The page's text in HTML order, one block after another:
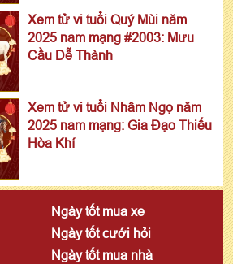
Xem tử vi tuổi Quý Mùi năm
2025 nam mạng #2003: Mưu
Cầu Dễ Thành
Xem tử vi tuổi Nhâm Ngọ năm
2025 nam mạng: Gia Đạo Thiếu
Hòa Khí
Ngày tốt mua xe
Ngày tốt cưới hỏi
Ngày tốt mua nhà